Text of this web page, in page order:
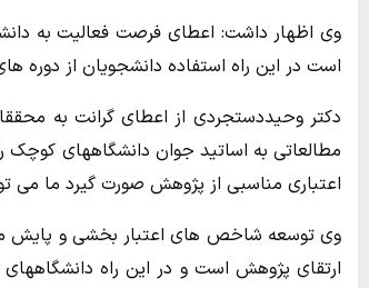
وی اظهار داشت: اعطای فرصت فعالیت به
است در این راه استفاده دانشجویان از دوره
دکتر وحیددستجردی از اعطای گرانت به
مطالعاتی به اساتید جوان دانشگاههای کوچک
اعتباری مناسبی از پژوهش صورت گیرد ما می توانیم 5 سال زودتر از سند چشم انداز به هدف توسعه و ارتقا به رتبه اول
وی توسعه شاخص های اعتبار بخشی و پایش
ارتقای پژوهش است و در این راه دانشگاههای